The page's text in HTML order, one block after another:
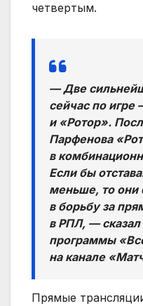
четвертым.
— Две
сейчас по игре
и «Ротор».
Парфенова
в
Если бы
меньше, то они
в борьбу за
в РПЛ, —
программы
на канале
Прямые